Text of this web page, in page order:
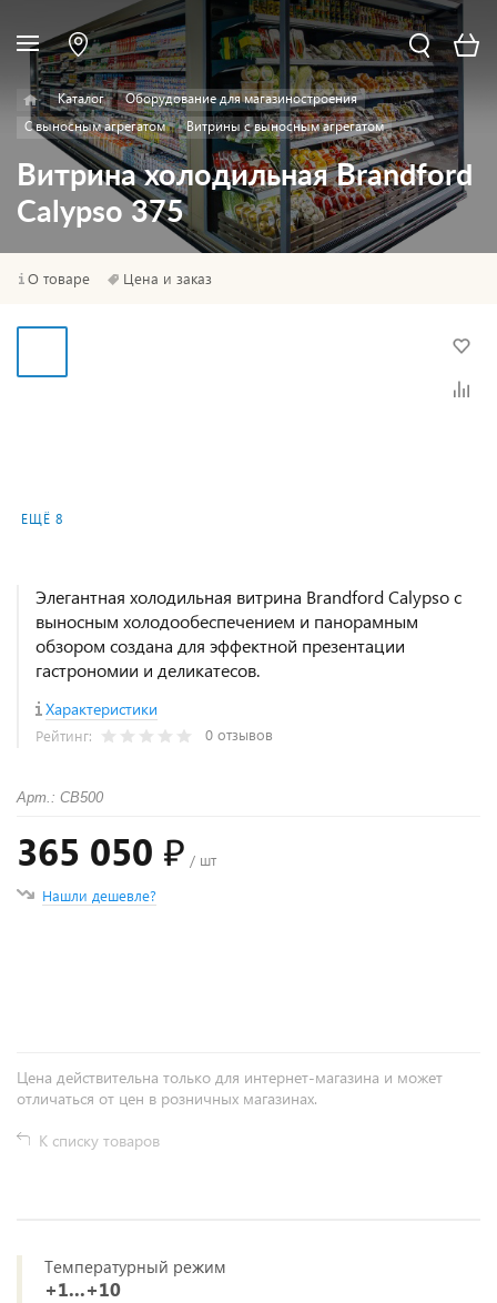
Каталог
Оборудование для магазиностроения
С выносным агрегатом
Витрины с выносным агрегатом
Витрина холодильная Brandford
Calypso 375
О товаре Цена и заказ
ЕЩЁ 8
Элегантная холодильная витрина Brandford Calypso с
выносным холодообеспечением и панорамным
обзором создана для эффектной презентации
гастрономии и деликатесов.
Характеристики
Рейтинг: 0 отзывов
Арт.: СВ500
365 050 ₽ / шт
Нашли дешевле?
Цена действительна только для интернет-магазина и может
отличаться от цен в розничных магазинах.
К списку товаров
Температурный режим
+1...+10